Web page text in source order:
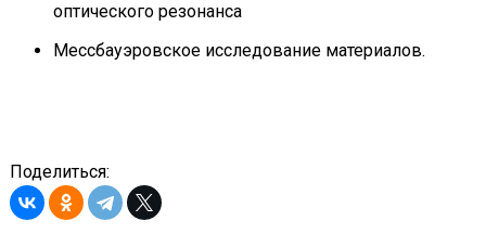
оптического резонанса
Мессбауэровское исследование материалов.
Поделиться: